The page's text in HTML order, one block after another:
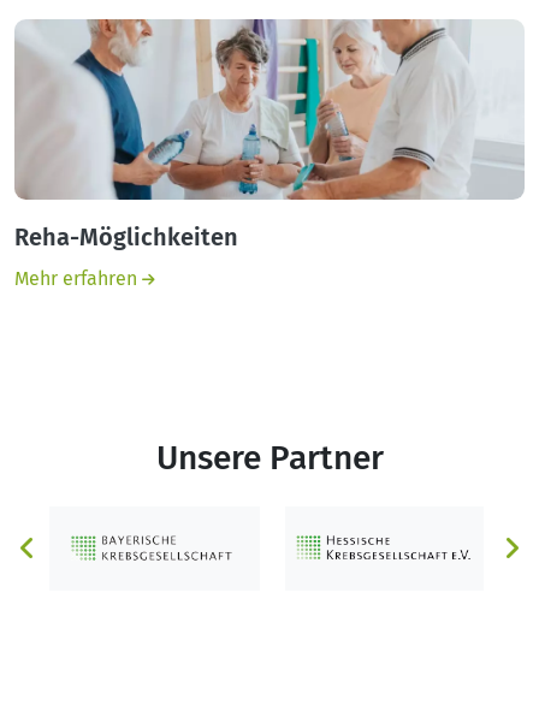
Reha-Möglichkeiten
Mehr erfahren
Unsere Partner